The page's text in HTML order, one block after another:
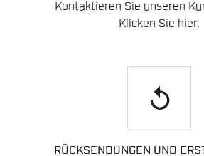
Kontaktieren Sie unseren
Klicken Sie hier.
replay
RÜCKSENDUNGEN UND